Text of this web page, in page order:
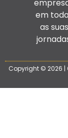
Copyright © 2026
em
as suas